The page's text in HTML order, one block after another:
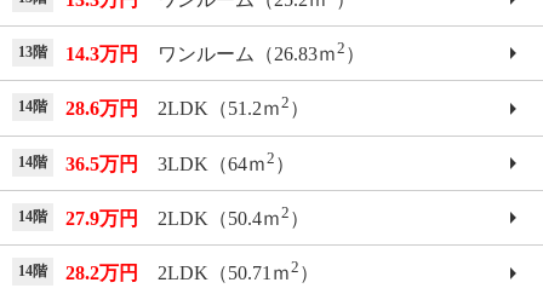
13階 14.3万円 ワンルーム（26.83ｍ2 ）
14階 28.6万円 2LDK（51.2ｍ2 ）
14階 36.5万円 3LDK（64ｍ2 ）
14階 27.9万円 2LDK（50.4ｍ2 ）
14階 28.2万円 2LDK（50.71ｍ2 ）